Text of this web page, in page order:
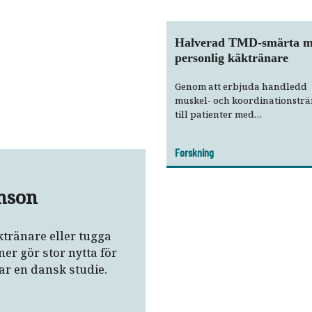
eller tugga
gör stor nytta för
en dansk studie.
Halverad TMD-smärta
personlig käktränare
Genom att erbjuda handledd
muskel- och
till patienter med
smärtan och öka den fysiska
funktionsförmågan. Och
Forskning